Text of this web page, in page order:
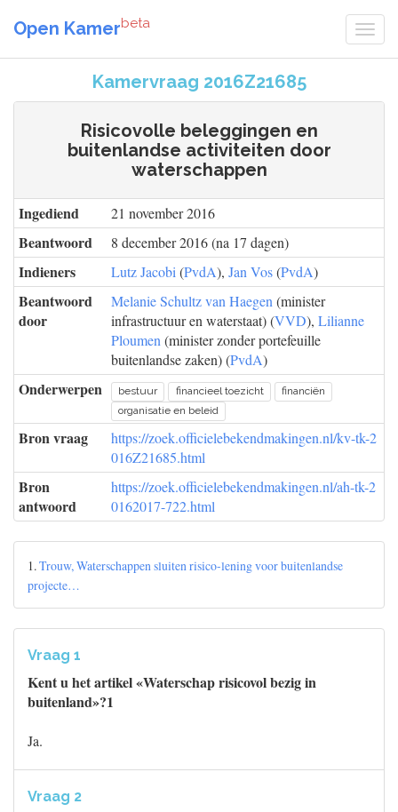
Open Kamerbeta
Kamervraag 2016Z21685
Risicovolle beleggingen en
buitenlandse activiteiten door
waterschappen
Ingediend 21 november 2016
Beantwoord 8 december 2016 (na 17 dagen)
Indieners Lutz Jacobi (PvdA), Jan Vos(PvdA)
Beantwoord
door
Melanie Schultz van Haegen (minister
infrastructuur en waterstaat) (VVD), Lilianne
Ploumen (minister zonder portefeuille
buitenlandse zaken) (PvdA)
Onderwerpen bestuur financieel toezicht
financiën
organisatie en beleid
Bron vraag
https://zoek.officielebekendmakingen.nl/kv-tk-2
016Z21685.html
Bron
antwoord
https://zoek.officielebekendmakingen.nl/ah-tk-2
0162017-722.html
1.Trouw, Waterschappen sluiten risico-lening voor buitenlandse
projecte…
Vraag 1
Kent u het artikel «Waterschap risicovol bezig in
buitenland»?1
Ja.
Vraag 2